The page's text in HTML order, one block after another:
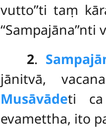
vutto’’ti taṃ
2.
jānitvā,
Musāvādeti ca
evamettha, ito